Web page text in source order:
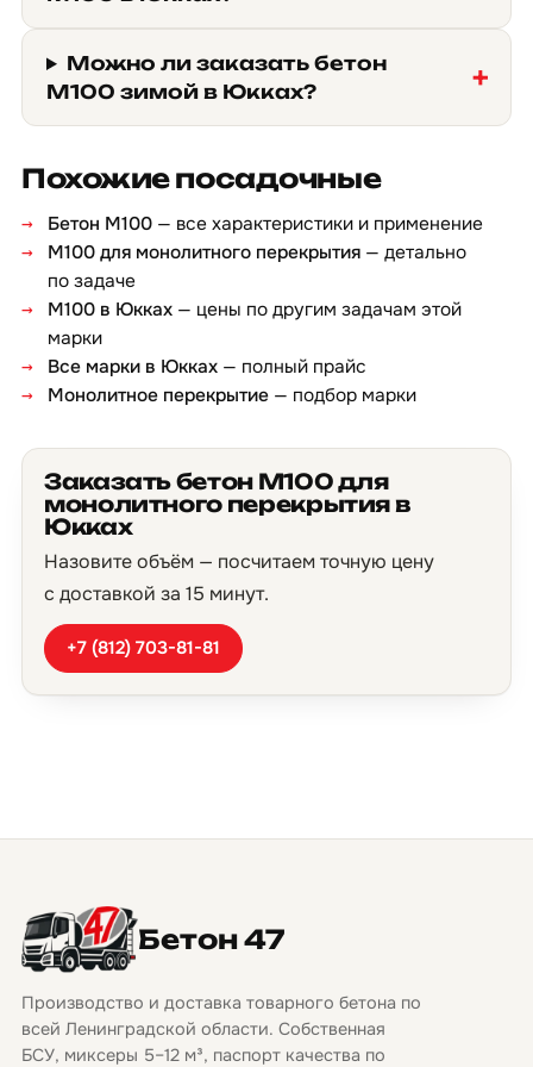
Можно ли заказать бетон
М100 зимой в Юкках?
Похожие посадочные
Бетон М100 — все характеристики и применение
М100 для монолитного перекрытия — детально
по задаче
М100 в Юкках — цены по другим задачам этой
марки
Все марки в Юкках — полный прайс
Монолитное перекрытие — подбор марки
Заказать бетон М100 для
монолитного перекрытия в
Юкках
Назовите объём — посчитаем точную цену
с доставкой за 15 минут.
+7 (812) 703-81-81
Бетон 47
Производство и доставка товарного бетона по
всей Ленинградской области. Собственная
БСУ, миксеры 5–12 м³, паспорт качества по